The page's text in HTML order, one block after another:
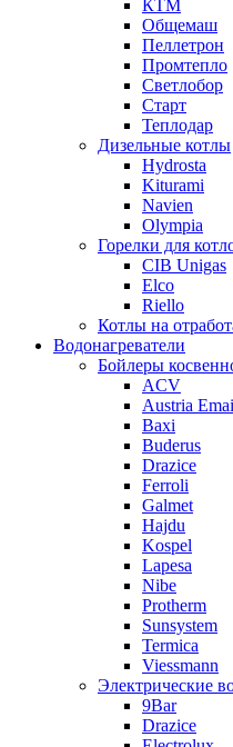
КТМ
Общемаш
Пеллетрон
Промтепло
Светлобор
Старт
Теплодар
Дизельные котлы
Hydrosta
Kiturami
Navien
Olympia
Горелки для
CIB Unigas
Elco
Riello
Котлы на
Водонагреватели
Бойлеры
ACV
Austria
Baxi
Buderus
Drazice
Ferroli
Galmet
Hajdu
Kospel
Lapesa
Nibe
Protherm
Sunsystem
Termica
Viessmann
Электрические
9Bar
Drazice